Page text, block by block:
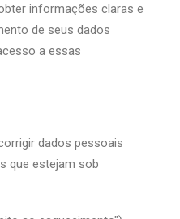
informações claras e
de seus dados
a essas
dados pessoais
que estejam sob